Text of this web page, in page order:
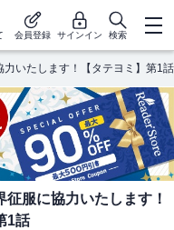
会員登録 サインイン 検索
力いたします！【タテヨミ】第1話
征服に協力いたします！
1話